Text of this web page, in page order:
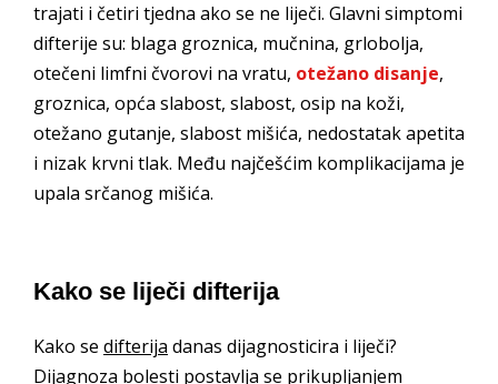
trajati i četiri tjedna ako se ne liječi. Glavni simptomi
difterije su: blaga groznica, mučnina, grlobolja,
otečeni limfni čvorovi na vratu, otežano disanje,
groznica, opća slabost, slabost, osip na koži,
otežano gutanje, slabost mišića, nedostatak apetita
i nizak krvni tlak. Među najčešćim komplikacijama je
upala srčanog mišića.
Kako se liječi difterija
Kako se difterija danas dijagnosticira i liječi?
Dijagnoza bolesti postavlja se prikupljanjem